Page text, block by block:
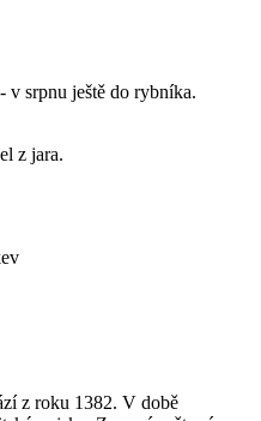
v srpnu ještě do rybníka.
z jara.
z roku 1382. V době